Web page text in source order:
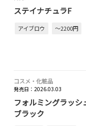
ステイナチュラF
アイブロウ ～2200円
コスメ・化粧品
発売日：2026.03.03
フォルミングラッシ
ブラック